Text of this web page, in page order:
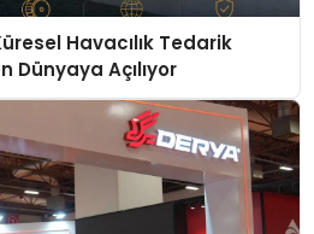
Havacılık Tedarik
Dünyaya Açılıyor